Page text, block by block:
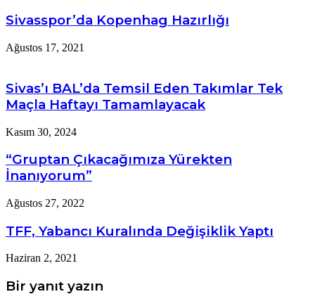
Sivasspor’da Kopenhag Hazırlığı
Ağustos 17, 2021
Sivas’ı BAL’da Temsil Eden Takımlar Tek
Maçla Haftayı Tamamlayacak
Kasım 30, 2024
“Gruptan Çıkacağımıza Yürekten
İnanıyorum”
Ağustos 27, 2022
TFF, Yabancı Kuralında Değişiklik Yaptı
Haziran 2, 2021
Bir yanıt yazın